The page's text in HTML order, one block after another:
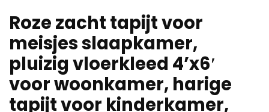
Roze zacht tapijt voor
meisjes slaapkamer,
pluizig vloerkleed 4’x6′
voor woonkamer, harige
tapijt voor kinderkamer,